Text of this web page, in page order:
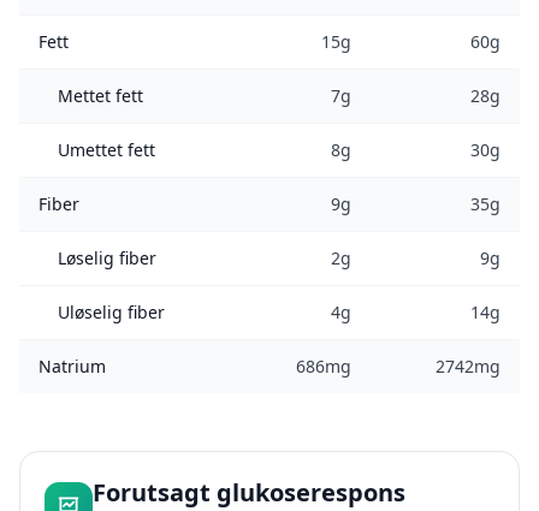
Fett 15g 60g
Mettet fett 7g 28g
Umettet fett 8g 30g
Fiber 9g 35g
Løselig fiber 2g 9g
Uløselig fiber 4g 14g
Natrium 686mg 2742mg
Forutsagt glukoserespons